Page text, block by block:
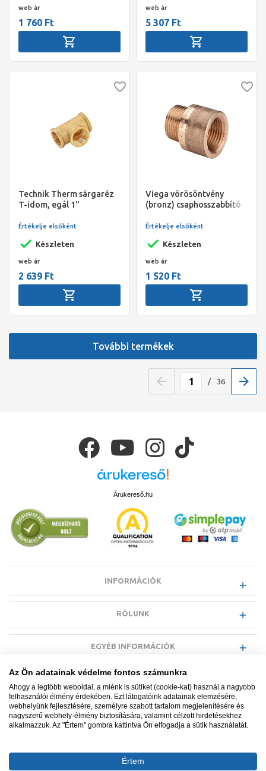
web ár
1 760 Ft
web ár
5 307 Ft
Technik Therm sárgaréz
T-idom, egál 1"
Készleten
Értékelje elsőként
web ár
2 639 Ft
Viega vörösöntvény
(bronz) csaphosszabbító
Készleten
Értékelje elsőként
web ár
1 520 Ft
További termékek
/ 36
Árukereső.hu
INFORMÁCIÓK
RÓLUNK
EGYÉB INFORMÁCIÓK
87052/2015.
Ügyfélszolgálat: +36 1 700 3500
Az Ön adatainak védelme fontos számunkra
Ahogy a legtöbb weboldal, a miénk is sütiket (cookie-kat) használ a nagyobb
felhasználói élmény érdekében. Ezt látogatóink adatainak elemzésére,
webhelyünk fejlesztésére, személyre szabott tartalom megjelenítésére és
nagyszerű webhely-élmény biztosítására, valamint célzott hirdetésekhez
alkalmazzuk. Az "Értem" gombra kattintva Ön elfogadja a sütik használatát.
Értem